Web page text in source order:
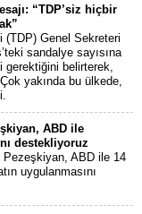
“TDP’siz hiçbir
(TDP) Genel Sekreteri
sandalye sayısına
gerektiğini belirterek,
yakında bu ülkede,
ABD ile
destekliyoruz
Pezeşkiyan, ABD ile 14
uygulanmasını